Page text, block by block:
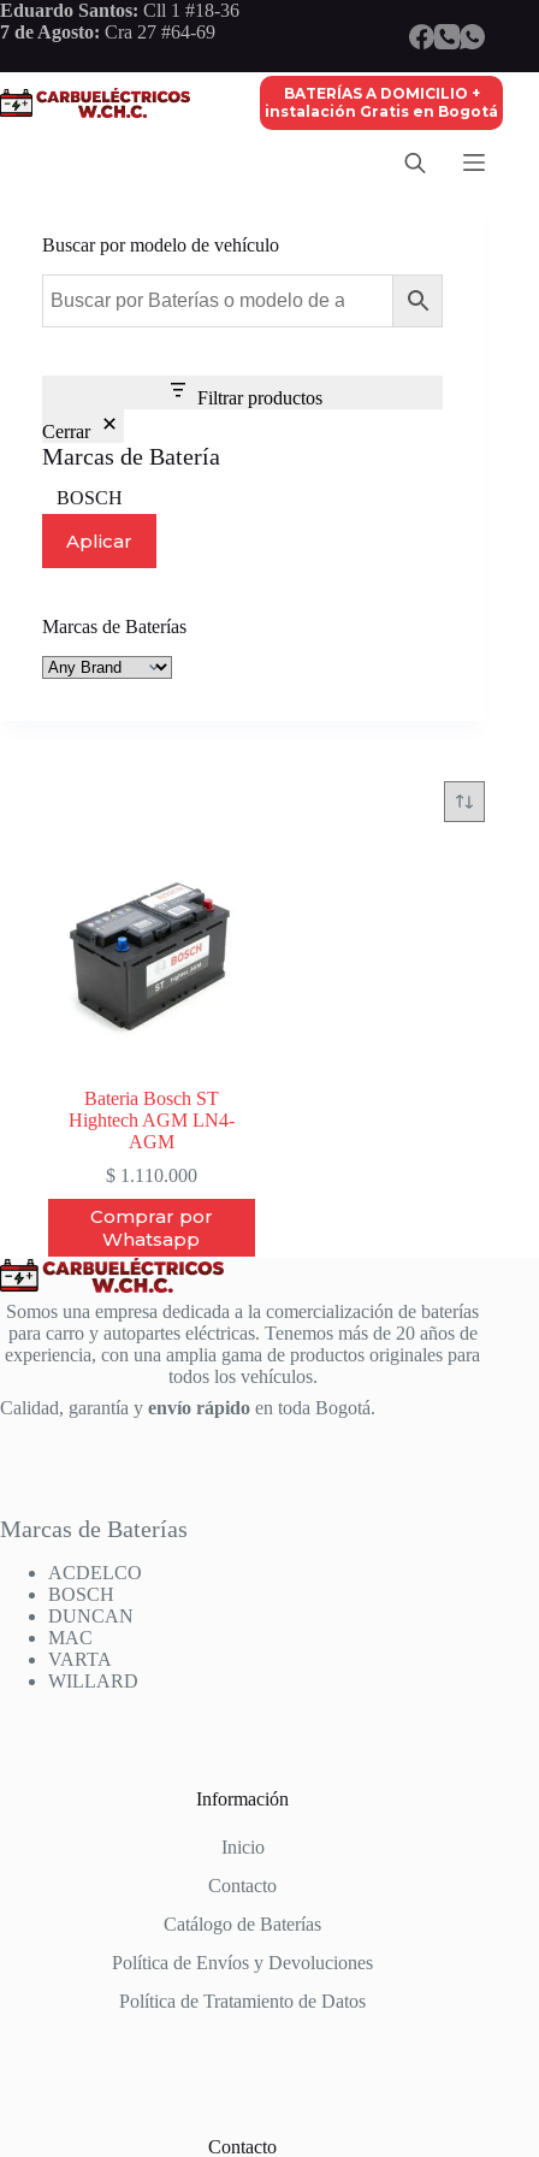
Saltar
al
Eduardo Santos: Cll 1 #18-36
7 de Agosto: Cra 27 #64-69
BATERÍAS A DOMICILIO +
instalación Gratis en Bogotá
Bateria Bosch ST
Hightech AGM LN4-
AGM
$1.110.000
Comprar por
Whatsapp
Buscar por modelo de vehículo
Filtrar productos
Cerrar
Marcas de Batería
Marca
BOSCH
Aplicar
Marcas de Baterías
Somos una empresa dedicada a la comercialización de baterías
para carro y autopartes eléctricas. Tenemos más de 20 años de
experiencia, con una amplia gama de productos originales para
todos los vehículos.
Calidad, garantía y envío rápido en toda Bogotá.
Marcas de Baterías
ACDELCO
BOSCH
DUNCAN
MAC
VARTA
WILLARD
Información
Inicio
Contacto
Catálogo de Baterías
Política de Envíos y Devoluciones
Política de Tratamiento de Datos
Contacto